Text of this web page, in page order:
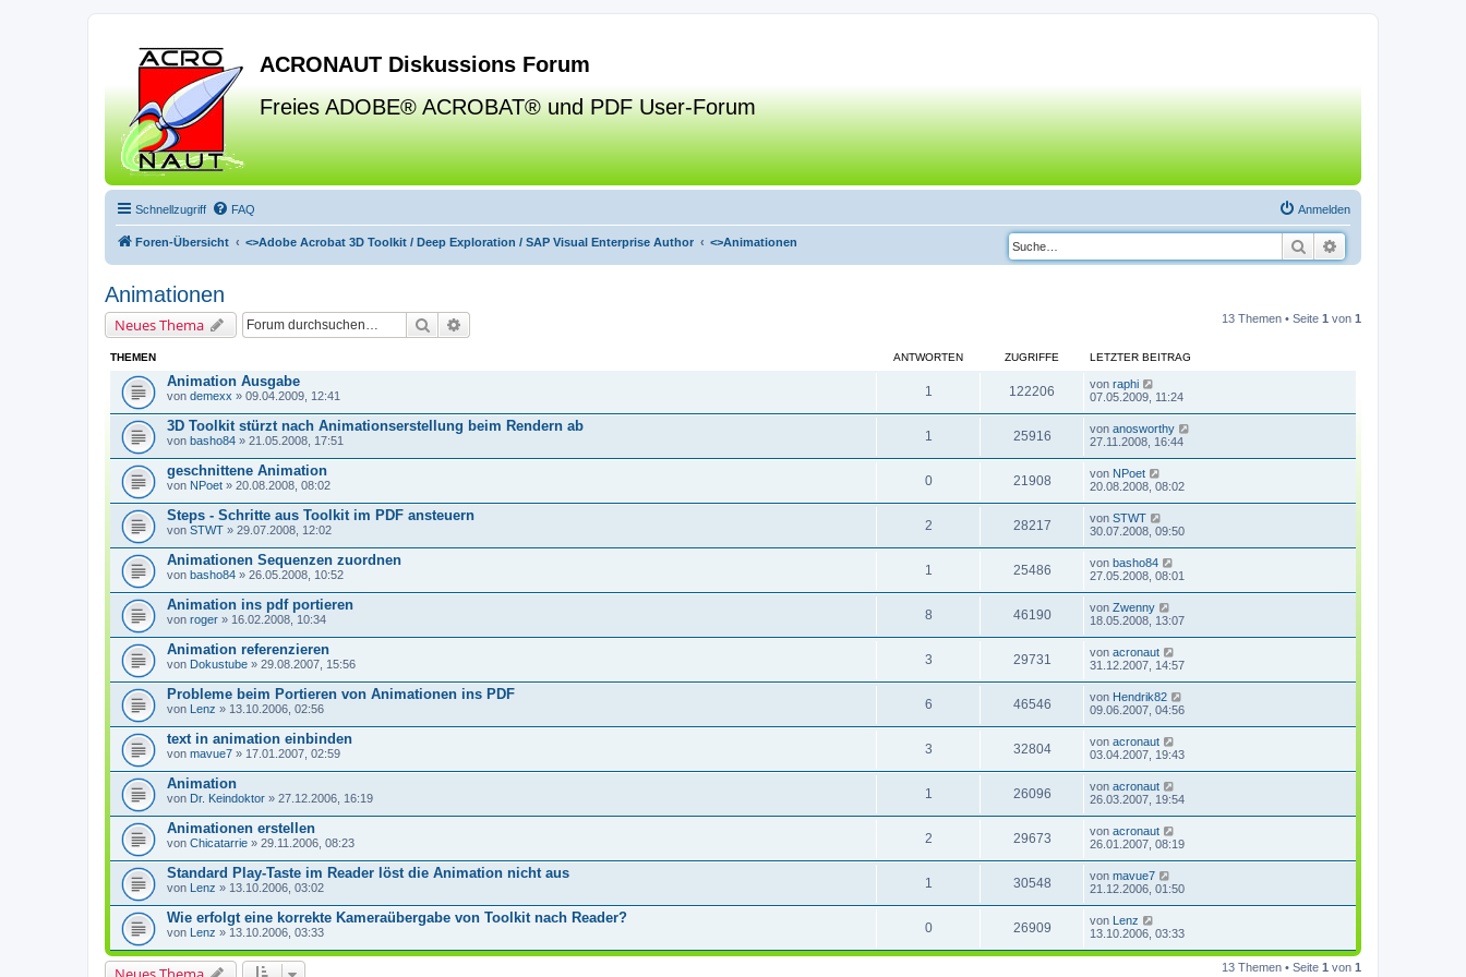
ACRONAUT Diskussions Forum
Freies ADOBE® ACROBAT® und PDF User-Forum
Schnellzugriff FAQ Anmelden
Foren-Übersicht <>Adobe Acrobat 3D Toolkit / Deep Exploration / SAP Visual Enterprise Author <>Animationen Suche
Animationen
Neues Thema Suche 13 Themen • Seite 1 von 1
THEMEN ANTWORTEN ZUGRIFFE LETZTER BEITRAG
Animation Ausgabe
von demexx » 09.04.2009, 12:41 1 122206 von raphi
07.05.2009, 11:24
3D Toolkit stürzt nach Animationserstellung beim Rendern ab
von basho84 » 21.05.2008, 17:51 1 25916 von anosworthy
27.11.2008, 16:44
geschnittene Animation
von NPoet » 20.08.2008, 08:02 0 21908 von NPoet
20.08.2008, 08:02
Steps - Schritte aus Toolkit im PDF ansteuern
von STWT » 29.07.2008, 12:02 2 28217 von STWT
30.07.2008, 09:50
Animationen Sequenzen zuordnen
von basho84 » 26.05.2008, 10:52 1 25486 von basho84
27.05.2008, 08:01
Animation ins pdf portieren
von roger » 16.02.2008, 10:34 8 46190 von Zwenny
18.05.2008, 13:07
Animation referenzieren
von Dokustube » 29.08.2007, 15:56 3 29731 von acronaut
31.12.2007, 14:57
Probleme beim Portieren von Animationen ins PDF
von Lenz » 13.10.2006, 02:56 6 46546 von Hendrik82
09.06.2007, 04:56
text in animation einbinden
von mavue7 » 17.01.2007, 02:59 3 32804 von acronaut
03.04.2007, 19:43
Animation
von Dr. Keindoktor » 27.12.2006, 16:19 1 26096 von acronaut
26.03.2007, 19:54
Animationen erstellen
von Chicatarrie » 29.11.2006, 08:23 2 29673 von acronaut
26.01.2007, 08:19
Standard Play-Taste im Reader löst die Animation nicht aus
von Lenz » 13.10.2006, 03:02 1 30548 von mavue7
21.12.2006, 01:50
Wie erfolgt eine korrekte Kameraübergabe von Toolkit nach Reader?
von Lenz » 13.10.2006, 03:33 0 26909 von Lenz
13.10.2006, 03:33
13 Themen • Seite 1 von 1